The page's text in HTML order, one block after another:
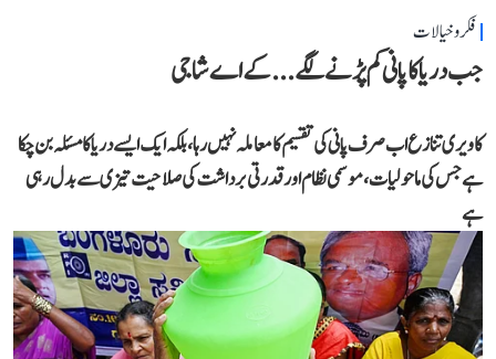
فکر و خیالات
جب دریا کا پانی کم پڑنے لگے...کے اے شاجی
کاویری تنازع اب صرف پانی کی تقسیم کا معاملہ نہیں رہا، بلکہ ایک ایسے دریا کا مسئلہ بن چکا
ہے جس کی ماحولیات، موسمی نظام اور قدرتی برداشت کی صلاحیت تیزی سے بدل رہی
ہے